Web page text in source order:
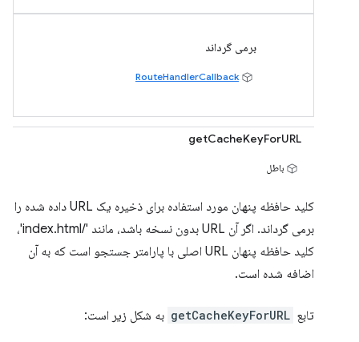
برمی گرداند
RouteHandlerCallback
getCacheKeyForURL
باطل
کلید حافظه پنهان مورد استفاده برای ذخیره یک URL داده شده را
برمی گرداند. اگر آن URL بدون نسخه باشد، مانند '/index.html'،
کلید حافظه پنهان URL اصلی با پارامتر جستجو است که به آن
اضافه شده است.
تابع getCacheKeyForURL به شکل زیر است: